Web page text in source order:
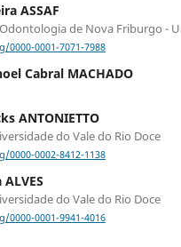
ASSAF
de Nova Friburgo -
0001-7071-7988
Cabral MACHADO
ANTONIETTO
do Vale do Rio Doce
0002-8412-1138
do Vale do Rio Doce
0001-9941-4016